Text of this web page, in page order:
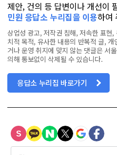
제안, 건의 등 답변이나 개선이
민원 응답소 누리집을 이용하여
상업성 광고, 저작권 침해, 저속한 표현
치적 목적, 유사한 내용의 반복적 글,
거나 운영 취지에 맞지 않는 댓글은 서
의해 통보없이 삭제될 수 있습니다.
응답소 누리집 바로가기